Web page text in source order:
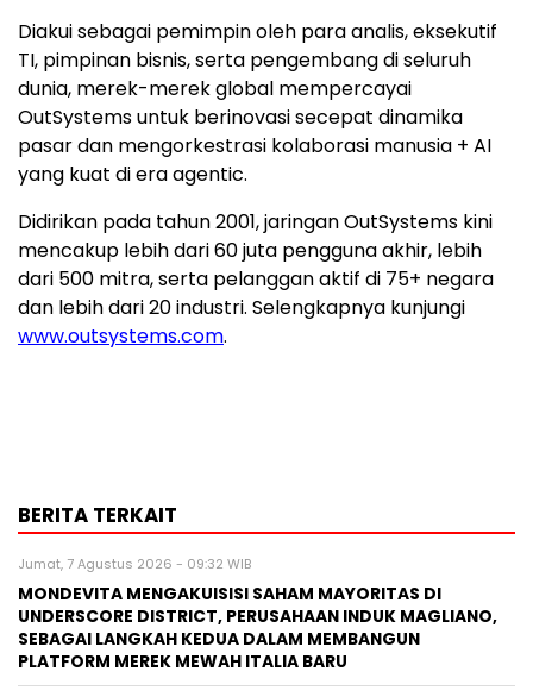
Diakui sebagai pemimpin oleh para analis, eksekutif
TI, pimpinan bisnis, serta pengembang di seluruh
dunia, merek-merek global mempercayai
OutSystems untuk berinovasi secepat dinamika
pasar dan mengorkestrasi kolaborasi manusia + AI
yang kuat di era agentic.
Didirikan pada tahun 2001, jaringan OutSystems kini
mencakup lebih dari 60 juta pengguna akhir, lebih
dari 500 mitra, serta pelanggan aktif di 75+ negara
dan lebih dari 20 industri. Selengkapnya kunjungi
www.outsystems.com.
BERITA TERKAIT
Jumat, 7 Agustus 2026 - 09:32 WIB
MONDEVITA MENGAKUISISI SAHAM MAYORITAS DI
UNDERSCORE DISTRICT, PERUSAHAAN INDUK MAGLIANO,
SEBAGAI LANGKAH KEDUA DALAM MEMBANGUN
PLATFORM MEREK MEWAH ITALIA BARU